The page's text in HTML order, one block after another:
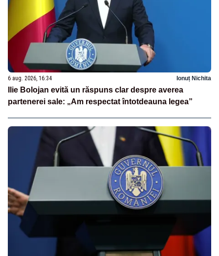
6 aug. 2026, 16:34 Ionuț Nichita
Ilie Bolojan evită un răspuns clar despre averea
partenerei sale: „Am respectat întotdeauna legea”